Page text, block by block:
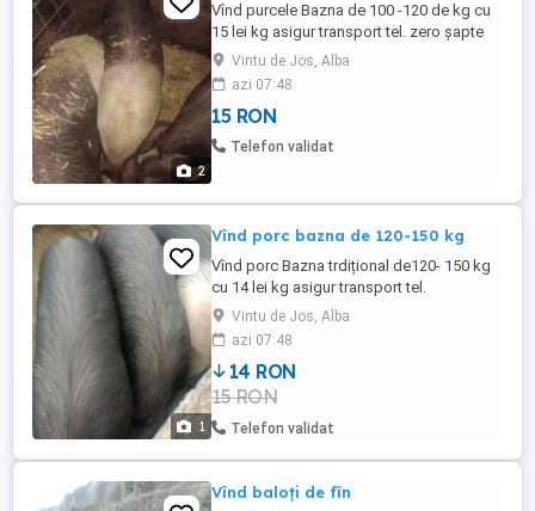
2
Vînd purcele Bazna de 100 -120 de kg cu
15 lei kg asigur transport tel. zero șapte
47 opt cinci opt 805
Vintu de Jos, Alba
azi 07:48
15 RON
Telefon validat
1
Vînd porc bazna de 120-150 kg
Vînd porc Bazna trdițional de120- 150 kg
cu 14 lei kg asigur transport tel.
Vintu de Jos, Alba
azi 07:48
14 RON
15 RON
Telefon validat
Vînd baloți de fîn